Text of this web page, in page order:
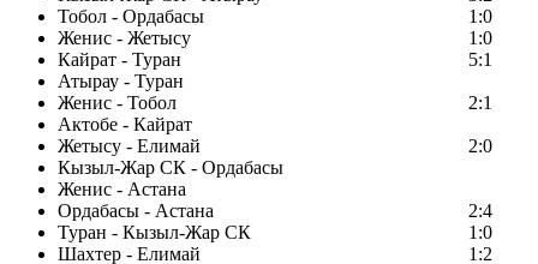
Тобол - Ордабасы
1:0
Женис - Жетысу
1:0
Кайрат - Туран
5:1
Атырау - Туран
Женис - Тобол
2:1
Актобе - Кайрат
Жетысу - Елимай
2:0
Кызыл-Жар СК - Ордабасы
Женис - Астана
Ордабасы - Астана
2:4
Туран - Кызыл-Жар СК
1:0
Шахтер - Елимай
1:2